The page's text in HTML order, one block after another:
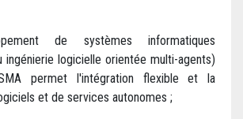
de systèmes informatiques
ingénierie logicielle orientée multi-agents)
permet l'intégration flexible et la
et de services autonomes ;